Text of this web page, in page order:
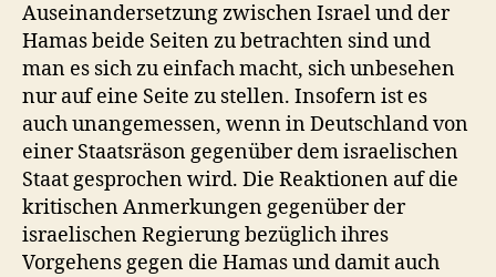
Auseinandersetzung zwischen Israel und der
Hamas beide Seiten zu betrachten sind und
man es sich zu einfach macht, sich unbesehen
nur auf eine Seite zu stellen. Insofern ist es
auch unangemessen, wenn in Deutschland von
einer Staatsräson gegenüber dem israelischen
Staat gesprochen wird. Die Reaktionen auf die
kritischen Anmerkungen gegenüber der
israelischen Regierung bezüglich ihres
Vorgehens gegen die Hamas und damit auch